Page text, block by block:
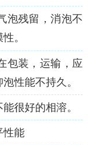
泡残留，消泡不
。
包装，运输，应
性能不持久。
很好的相溶。
性能